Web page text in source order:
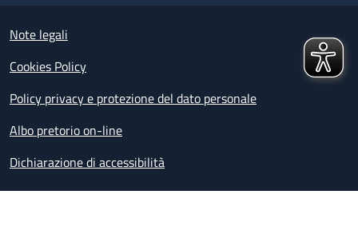
Small prints
Note legali
Cookies Policy
Policy privacy e protezione del dato personale
Albo pretorio on-line
Dichiarazione di accessibilità